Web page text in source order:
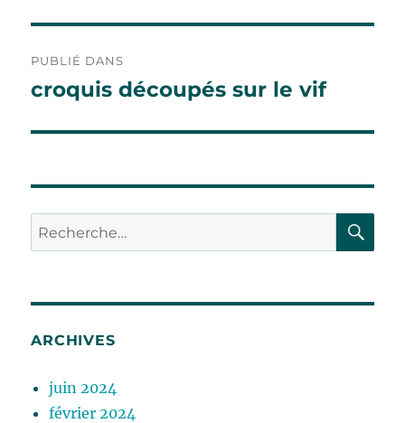
de
PUBLIÉ DANS
croquis découpés sur le vif
Recherche
pour :
ARCHIVES
juin 2024
février 2024